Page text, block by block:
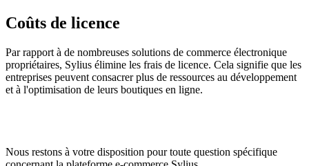
Coûts de licence
Par rapport à de nombreuses solutions de commerce électronique
propriétaires, Sylius élimine les frais de licence. Cela signifie que les
entreprises peuvent consacrer plus de ressources au développement
et à l'optimisation de leurs boutiques en ligne.
Nous restons à votre disposition pour toute question spécifique